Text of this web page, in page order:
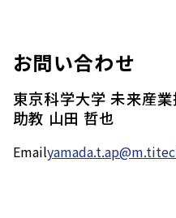
お問い合わせ
東京科学大学 未来産
助教 山田 哲也
Email